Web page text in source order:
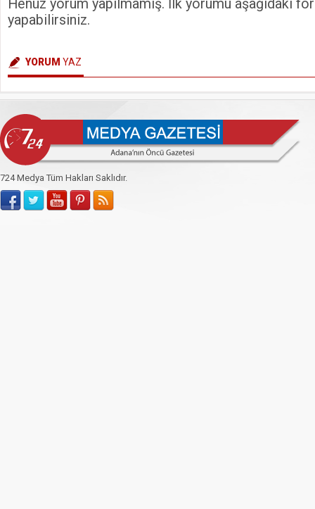
Henüz yorum yapılmamış. İlk yorumu aşağıdaki
yapabilirsiniz.
YORUM YAZ
724 Medya Tüm Hakları Saklıdır.